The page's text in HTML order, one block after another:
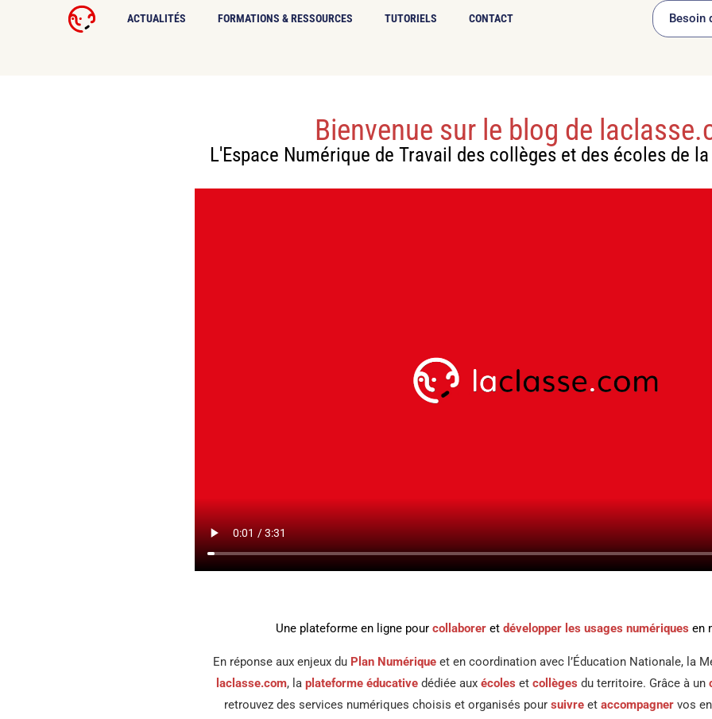
ACTUALITÉS FORMATIONS & RESSOURCES TUTORIELS CONTACT Besoin
Bienvenue sur le blog de
L'Espace Numérique de Travail des collèges et des écoles de
Une plateforme en ligne pour collaborer et développer les usages numériques en
En réponse aux enjeux du Plan Numérique et en coordination avec l’Éducation Nationale, la
laclasse.com, la plateforme éducative dédiée aux écoles et collèges du territoire. Grâce à un
retrouvez des services numériques choisis et organisés pour suivre et accompagner vos